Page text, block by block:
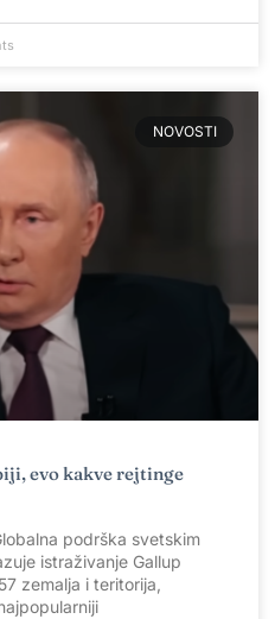
NOVOSTI
evo kakve rejtinge
podrška svetskim
istraživanje Gallup
zemalja i teritorija,